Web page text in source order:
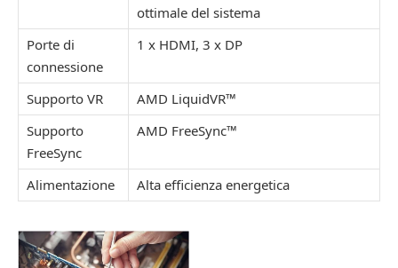
ottimale del sistema
Porte di
connessione
1 x HDMI, 3 x DP
Supporto VR
AMD LiquidVR™
Supporto
FreeSync
AMD FreeSync™
Alimentazione Alta efficienza energetica